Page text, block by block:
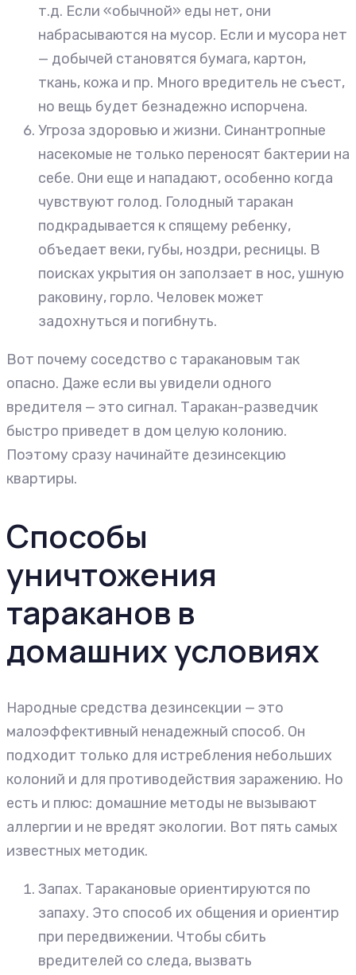
т.д. Если «обычной» еды нет, они
набрасываются на мусор. Если и мусора нет
— добычей становятся бумага, картон,
ткань, кожа и пр. Много вредитель не съест,
но вещь будет безнадежно испорчена.
Угроза здоровью и жизни. Синантропные
насекомые не только переносят бактерии на
себе. Они еще и нападают, особенно когда
чувствуют голод. Голодный таракан
подкрадывается к спящему ребенку,
объедает веки, губы, ноздри, ресницы. В
поисках укрытия он заползает в нос, ушную
раковину, горло. Человек может
задохнуться и погибнуть.
Вот почему соседство с таракановым так
опасно. Даже если вы увидели одного
вредителя — это сигнал. Таракан-разведчик
быстро приведет в дом целую колонию.
Поэтому сразу начинайте дезинсекцию
квартиры.
Способы
уничтожения
тараканов в
домашних условиях
Народные средства дезинсекции — это
малоэффективный ненадежный способ. Он
подходит только для истребления небольших
колоний и для противодействия заражению. Но
есть и плюс: домашние методы не вызывают
аллергии и не вредят экологии. Вот пять самых
известных методик.
Запах. Таракановые ориентируются по
запаху. Это способ их общения и ориентир
при передвижении. Чтобы сбить
вредителей со следа, вызвать